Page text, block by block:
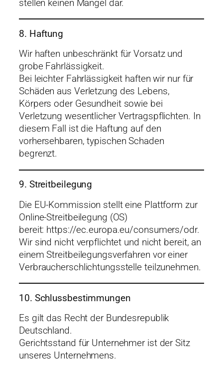
stellen keinen Mangel dar.
8. Haftung
Wir haften unbeschränkt für Vorsatz und
grobe Fahrlässigkeit.
Bei leichter Fahrlässigkeit haften wir nur für
Schäden aus Verletzung des Lebens,
Körpers oder Gesundheit sowie bei
Verletzung wesentlicher Vertragspflichten. In
diesem Fall ist die Haftung auf den
vorhersehbaren, typischen Schaden
begrenzt.
9. Streitbeilegung
Die EU-Kommission stellt eine Plattform zur
Online-Streitbeilegung (OS)
bereit: https://ec.europa.eu/consumers/odr.
Wir sind nicht verpflichtet und nicht bereit, an
einem Streitbeilegungsverfahren vor einer
Verbraucherschlichtungsstelle teilzunehmen.
10. Schlussbestimmungen
Es gilt das Recht der Bundesrepublik
Deutschland.
Gerichtsstand für Unternehmer ist der Sitz
unseres Unternehmens.